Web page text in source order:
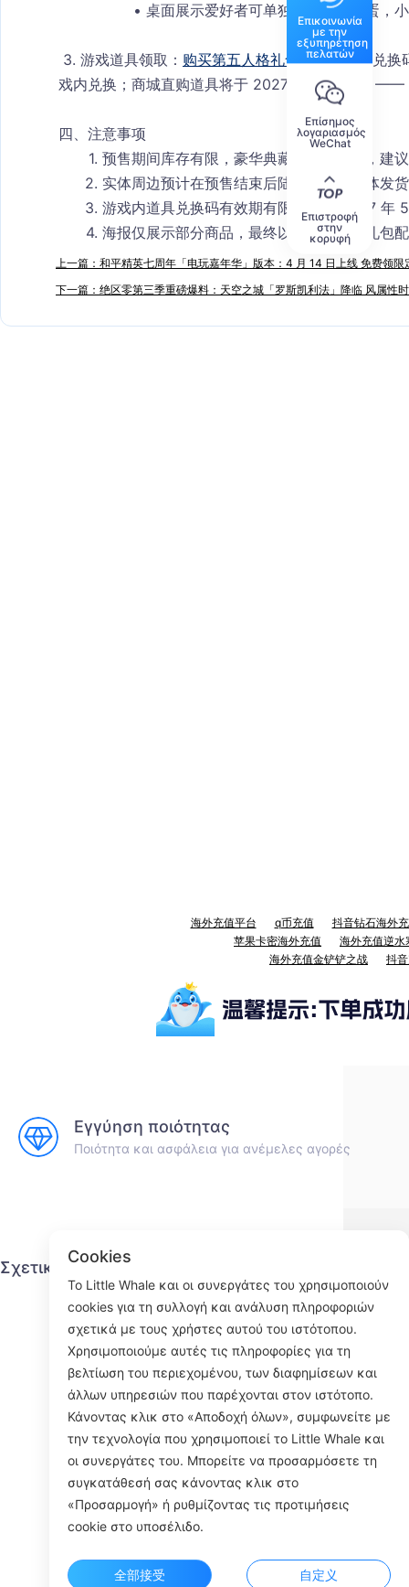
桌面展示爱好者可单独入手
角色盒蛋 ，
3. 游戏道具领取 ： 购买第五人格礼盒后，将通过兑换
戏内兑换；商城直购道具将于 2027 年 4 月 1 日 ——
四、注意事项
预售期间库存有限，豪华典藏版数量稀少，建
实体周边预计在预售结束后陆续发货，具体发
游戏内道具兑换码有效期有限，需在 2027 年
海报仅展示部分商品，最终以实物为准，礼包
上一篇：和平精英七周年「电玩嘉年华」版本：4 月 14 日上线 免费领限
下一篇：绝区零第三季重磅爆料：天空之城「罗斯凯利法」降临 风属性
海外充值平台 q币充值
抖音钻石海外
苹果卡密海外充值
海外充值逆水
海外充值金铲铲之战
抖
Εγγύηση ποιότητας
Ποιότητα και ασφάλεια για ανέμελες αγορές
Σχετικά με τον μικρό κιτρινόψαρο
Επικοινωνήστε μαζί μας
Διαδικασία αποστολής
Διαδικασία επιστροφής
Σχετικά με εμάς
Επικοινωνία
με την
εξυπηρέτηση
πελατών
Επίσημος
λογαριασμός
WeChat
Επιστροφή
στην
κορυφή
Cookies
Το Little Whale και οι συνεργάτες του χρησιμοποιούν
cookies για τη συλλογή και ανάλυση πληροφοριών
σχετικά με τους χρήστες αυτού του ιστότοπου.
Χρησιμοποιούμε αυτές τις πληροφορίες για τη
βελτίωση του περιεχομένου, των διαφημίσεων και
άλλων υπηρεσιών που παρέχονται στον ιστότοπο.
Κάνοντας κλικ στο «Αποδοχή όλων», συμφωνείτε με
την τεχνολογία που χρησιμοποιεί το Little Whale και
οι συνεργάτες του. Μπορείτε να προσαρμόσετε τη
συγκατάθεσή σας κάνοντας κλικ στο
«Προσαρμογή» ή ρυθμίζοντας τις προτιμήσεις
cookie στο υποσέλιδο.
全部接受 自定义